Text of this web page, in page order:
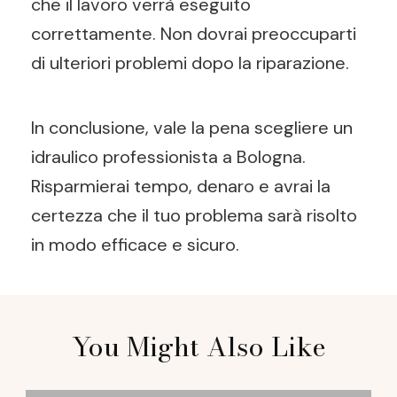
correttamente. Non dovrai preoccuparti
di ulteriori problemi dopo la riparazione.
In conclusione, vale la pena scegliere un
idraulico professionista a Bologna.
Risparmierai tempo, denaro e avrai la
certezza che il tuo problema sarà risolto
in modo efficace e sicuro.
Navigation
You Might Also Like